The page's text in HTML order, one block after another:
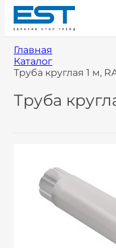
Главная
Каталог
Труба круглая 1 м,
Труба